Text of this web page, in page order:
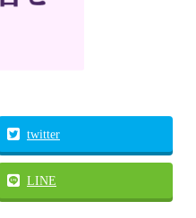
twitter
LINE